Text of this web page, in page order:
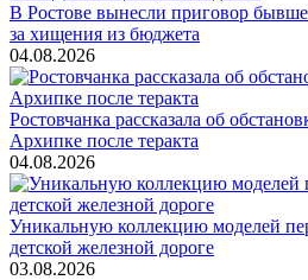
В Ростове вынесли приговор
за хищения из бюджета
04.08.2026
Ростовчанка рассказала об
Архипке после теракта
04.08.2026
Уникальную коллекцию моделей
детской железной дороге
03.08.2026